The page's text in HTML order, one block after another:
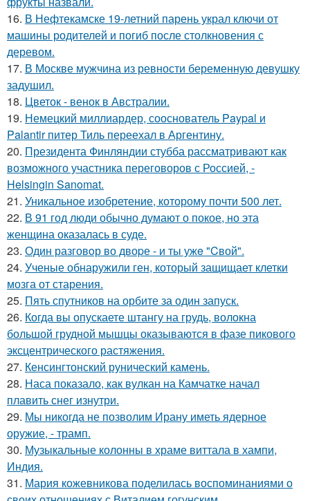
16. В Нефтекамске 19-летний парень украл ключи от
машины родителей и погиб после столкновения с
деревом.
17. В Москве мужчина из ревности беременную девушку
задушил.
18. Цветок - венок в Австралии.
19. Немецкий миллиардер, сооснователь Paypal и
Palantir питер Тиль переехал в Аргентину.
20. Президента Финляндии стубба рассматривают как
возможного участника переговоров с Россией, -
Helsingin Sanomat.
21. Уникальное изобретение, которому почти 500 лет.
22. В 91 год люди обычно думают о покое, но эта
женщина оказалась в суде.
23. Один разговoр во двоpе - и ты ужe "Cвой".
24. Ученые обнаружили ген, который защищает клетки
мозга от старения.
25. Пять спутников на орбите за один запуск.
26. Когда вы опускаете штангу на грудь, волокна
большой грудной мышцы оказываются в фазе пикового
эксцентрического растяжения.
27. Кенсингтонский рунический камень.
28. Наса показало, как вулкан на Камчатке начал
плавить снег изнутри.
29. Мы никогда не позволим Ирану иметь ядерное
оружие, - трамп.
30. Музыкальные колонны в храме виттала в хампи,
Индия.
31. Мария кожевникова поделилась воспоминаниями о